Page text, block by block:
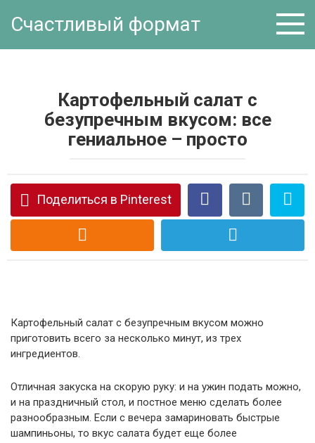
Счастливый формат
Картофельный салат с
безупречным вкусом: все
гениальное – просто
Поделиться в Pinterest
Картофельный салат с безупречным вкусом можно
приготовить всего за несколько минут, из трех
ингредиентов.
Отличная закуска на скорую руку: и на ужин подать можно,
и на праздничный стол, и постное меню сделать более
разнообразным. Если с вечера замариновать быстрые
шампиньоны, то вкус салата будет еще более